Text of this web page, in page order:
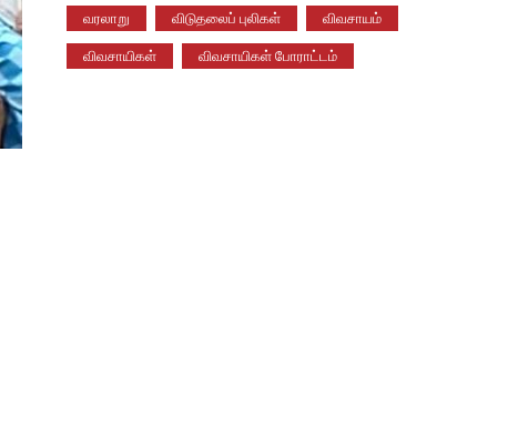
வரலாறு விடுதலைப் புலிகள் விவசாயம்
விவசாயிகள் விவசாயிகள் போராட்டம்